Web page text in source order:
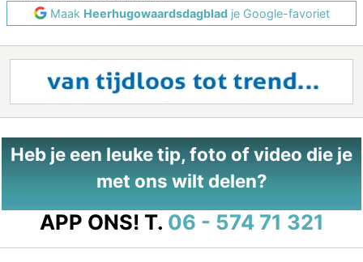
Maak Heerhugowaardsdagbladje Google-favoriet
Heb je een leuke tip, foto of video die je
met ons wilt delen?
APP ONS! T. 06 - 574 71 321